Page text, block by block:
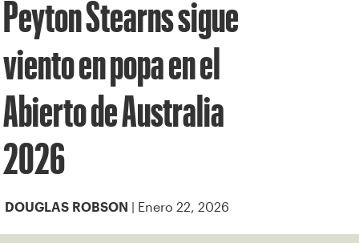
Peyton Stearns sigue
viento en popa en el
Abierto de Australia
2026
DOUGLAS ROBSON | Enero 22, 2026